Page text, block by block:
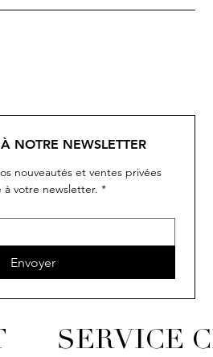
NOTRE NEWSLETTER
nouveautés et ventes privées
votre newsletter. *
Envoyer
SERVICE